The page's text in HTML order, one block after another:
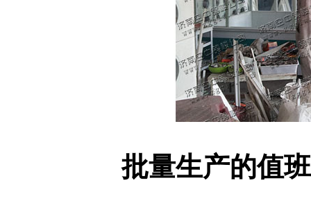
批量生产的值